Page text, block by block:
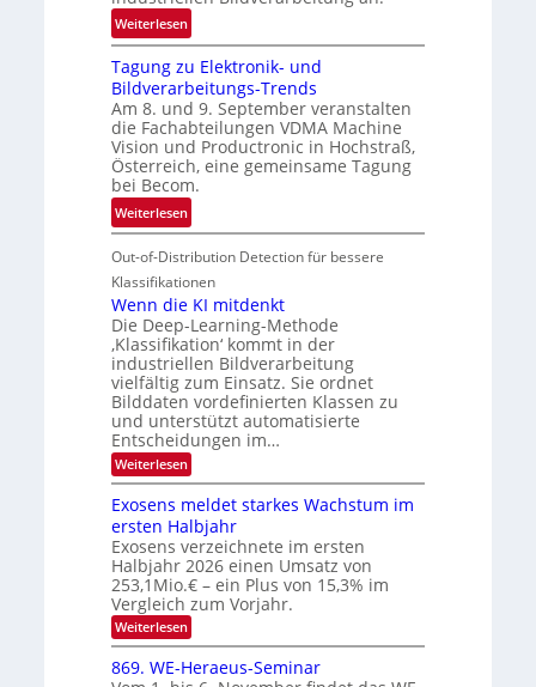
ö
g
l
i
c
h
k
e
i
t
e
e
h
d
e
r
i
n
V
I
S
I
O
N
T
e
c
h
T
a
l
k
s
Weiterlesen:
G
u
i
d
e
d
T
o
u
r
n
a
u
d
e
r
V
I
S
I
O
N
2
0
2
6
Tagung zu Elektronik- und
Bildverarbeitungs-Trends
Am 8. und 9. September veranstalten
die Fachabteilungen VDMA Machine
Vision und Productronic in Hochstraß,
Österreich, eine gemeinsame Tagung
bei Becom.
Weiterlesen:
T
a
g
u
n
g
z
u
E
l
e
k
t
r
o
n
i
k
-
u
Out-of-Distribution Detection für bessere
Klassifikationen
Wenn die KI mitdenkt
Die Deep-Learning-Methode
‚Klassifikation‘ kommt in der
industriellen Bildverarbeitung
vielfältig zum Einsatz. Sie ordnet
Bilddaten vordefinierten Klassen zu
und unterstützt automatisierte
Entscheidungen im…
Weiterlesen:
W
n
n
d
i
e
K
I
m
i
t
Exosens meldet starkes Wachstum im
ersten Halbjahr
Exosens verzeichnete im ersten
Halbjahr 2026 einen Umsatz von
253,1Mio.€ – ein Plus von 15,3% im
Vergleich zum Vorjahr.
Weiterlesen:
E
x
o
869. WE-Heraeus-Seminar